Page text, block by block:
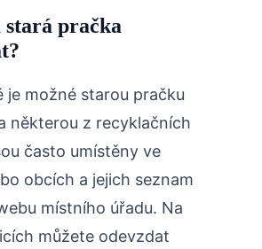
stará pračka
je možné starou pračku
některou z recyklačních
často umístěny ve
obcích a jejich seznam
místního úřadu. Na
můžete odevzdat